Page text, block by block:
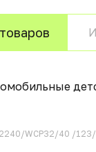
WCP32/40 /